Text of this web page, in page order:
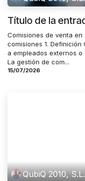
Título de la
Comisiones de venta
comisiones 1.
a empleados externos
La gestión de com...
15/07/2026
QubiQ 2010,